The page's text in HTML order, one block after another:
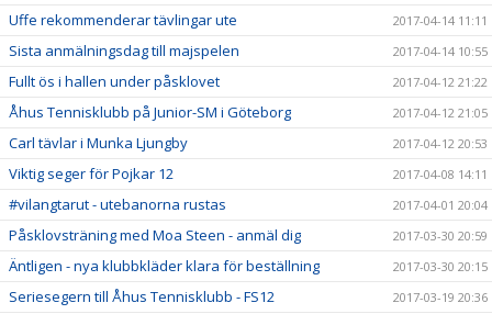
Uffe rekommenderar tävlingar ute 2017-04-14 11:11
Sista anmälningsdag till majspelen 2017-04-14 10:55
Fullt ös i hallen under påsklovet 2017-04-12 21:22
Åhus Tennisklubb på Junior-SM i Göteborg 2017-04-12 21:05
Carl tävlar i Munka Ljungby 2017-04-12 20:53
Viktig seger för Pojkar 12 2017-04-08 14:11
#vilangtarut - utebanorna rustas 2017-04-01 20:04
Påsklovsträning med Moa Steen - anmäl dig 2017-03-30 20:59
Äntligen - nya klubbkläder klara för beställning 2017-03-30 20:15
Seriesegern till Åhus Tennisklubb - FS12 2017-03-19 20:36